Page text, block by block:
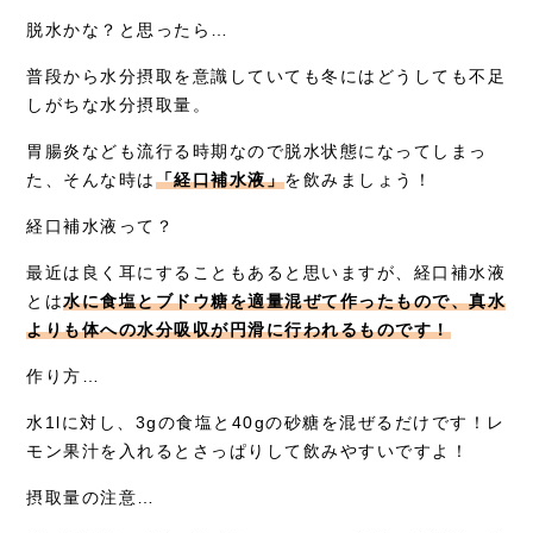
脱水かな？と思ったら…
普段から水分摂取を意識していても冬にはどうしても不足
しがちな水分摂取量。
胃腸炎なども流行る時期なので脱水状態になってしまっ
た、そんな時は「経口補水液」を飲みましょう！
経口補水液って？
最近は良く耳にすることもあると思いますが、経口補水液
とは水に食塩とブドウ糖を適量混ぜて作ったもので、真水
よりも体への水分吸収が円滑に行われるものです！
作り方…
水1lに対し、3gの食塩と40gの砂糖を混ぜるだけです！レ
モン果汁を入れるとさっぱりして飲みやすいですよ！
摂取量の注意…